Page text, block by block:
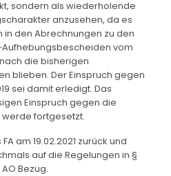
sondern als wiederholende
anzusehen, da es
den Abrechnungen zu den
vom
die bisherigen
blieben. Der Einspruch gegen
sei damit erledigt. Das
Einspruch gegen die
werde fortgesetzt.
am 19.02.2021 zurück und
auf die Regelungen in §
Bezug.